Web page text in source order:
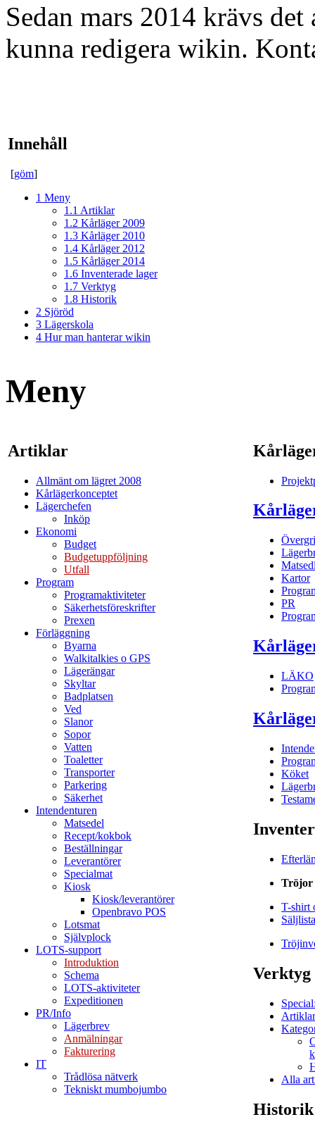
Sedan mars 2014 krävs
kunna redigera wikin.
Innehåll
[göm]
1 Meny
1.1 Artiklar
1.2 Kårläger 2009
1.3 Kårläger 2010
1.4 Kårläger 2012
1.5 Kårläger 2014
1.6 Inventerade lager
1.7 Verktyg
1.8 Historik
2 Sjöröd
3 Lägerskola
4 Hur man hanterar wikin
Meny
Artiklar
Allmänt om lägret 2008
Kårlägerkonceptet
Lägerchefen
Inköp
Ekonomi
Budget
Budgetuppföljning
Utfall
Program
Programaktiviteter
Säkerhetsföreskrifter
Prexen
Förläggning
Byarna
Walkitalkies o GPS
Lägerängar
Skyltar
Badplatsen
Ved
Slanor
Sopor
Vatten
Toaletter
Transporter
Parkering
Säkerhet
Intendenturen
Matsedel
Recept/kokbok
Beställningar
Leverantörer
Specialmat
Kiosk
Kiosk/leverantörer
Openbravo POS
Lotsmat
Självplock
LOTS-support
Introduktion
Schema
LOTS-aktiviteter
Expeditionen
PR/Info
Lägerbrev
Anmälningar
Fakturering
IT
Trådlösa nätverk
Tekniskt mumbojumbo
Kartor
PR
LÄKO
Köket
Tröjor
T-shirt
Verktyg
Alla
Historik